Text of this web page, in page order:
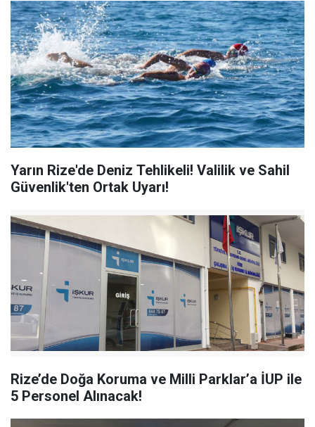
Yarın Rize'de Deniz Tehlikeli! Valilik ve Sahil
Güvenlik'ten Ortak Uyarı!
Rize’de Doğa Koruma ve Milli Parklar’a İUP ile
5 Personel Alınacak!